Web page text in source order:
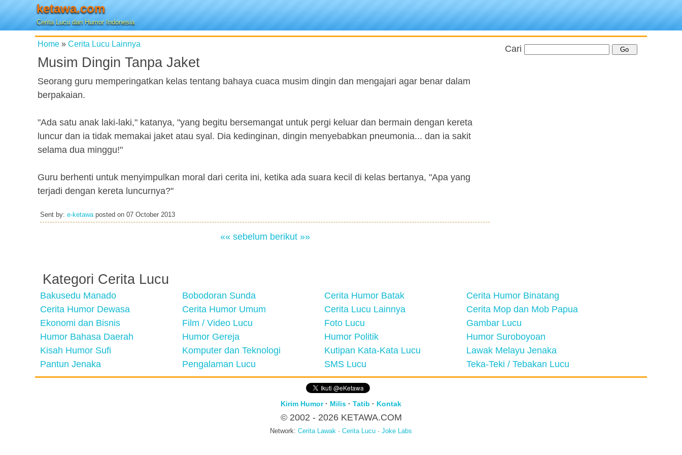
ketawa.com
Cerita Lucu dan Humor Indonesia
Home » Cerita Lucu Lainnya
Musim Dingin Tanpa Jaket
Seorang guru memperingatkan kelas tentang bahaya cuaca musim dingin dan mengajari agar benar dalam
berpakaian.
"Ada satu anak laki-laki," katanya, "yang begitu bersemangat untuk pergi keluar dan bermain dengan kereta
luncur dan ia tidak memakai jaket atau syal. Dia kedinginan, dingin menyebabkan pneumonia... dan ia sakit
selama dua minggu!"
Guru berhenti untuk menyimpulkan moral dari cerita ini, ketika ada suara kecil di kelas bertanya, "Apa yang
terjadi dengan kereta luncurnya?"
Sent by: e-ketawaposted on 07 October 2013
«« sebelum berikut »»
Cari
Kategori Cerita Lucu
Bakusedu Manado Bobodoran Sunda Cerita Humor Batak
Cerita Humor Binatang
Cerita Humor Dewasa
Cerita Humor Umum Cerita Lucu Lainnya
Cerita Mop dan Mob Papua
Ekonomi dan Bisnis
Film / Video Lucu Foto Lucu
Gambar Lucu
Humor Bahasa Daerah
Humor Gereja Humor Politik
Humor Suroboyoan
Kisah Humor Sufi
Komputer dan Teknologi Kutipan Kata-Kata Lucu
Lawak Melayu Jenaka
Pantun Jenaka
Pengalaman Lucu SMS Lucu Teka-Teki / Tebakan Lucu
Kirim Humor· Milis · Tatib · Kontak
© 2002 - 2026 KETAWA.COM
Network: Cerita Lawak · Cerita Lucu · Joke Labs